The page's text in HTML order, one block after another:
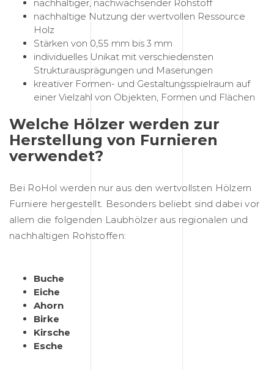
nachhaltiger, nachwachsender Rohstoff
nachhaltige Nutzung der wertvollen Ressource
Holz
Stärken von 0,55 mm bis 3 mm
individuelles Unikat mit verschiedensten
Strukturausprägungen und Maserungen
kreativer Formen- und Gestaltungsspielraum auf
einer Vielzahl von Objekten, Formen und Flächen
Welche Hölzer werden zur
Herstellung von Furnieren
verwendet?
Bei RoHol werden nur aus den wertvollsten Hölzern
Furniere hergestellt. Besonders beliebt sind dabei vor
allem die folgenden Laubhölzer aus regionalen und
nachhaltigen Rohstoffen:
Buche
Eiche
Ahorn
Birke
Kirsche
Esche